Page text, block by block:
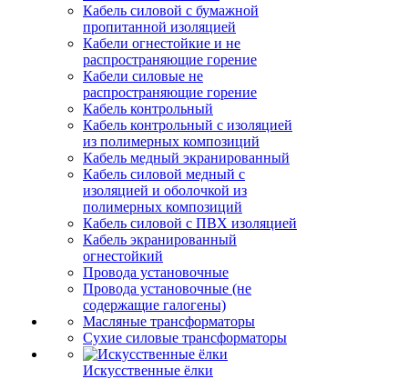
Кабель силовой с бумажной
пропитанной изоляцией
Кабели огнестойкие и не
распространяющие горение
Кабели силовые не
распространяющие горение
Кабель контрольный
Кабель контрольный с изоляцией
из полимерных композиций
Кабель медный экранированный
Кабель силовой медный с
изоляцией и оболочкой из
полимерных композиций
Кабель силовой с ПВХ изоляцией
Кабель экранированный
огнестойкий
Провода установочные
Провода установочные (не
содержащие галогены)
Масляные трансформаторы
Сухие силовые трансформаторы
Искусственные ёлки